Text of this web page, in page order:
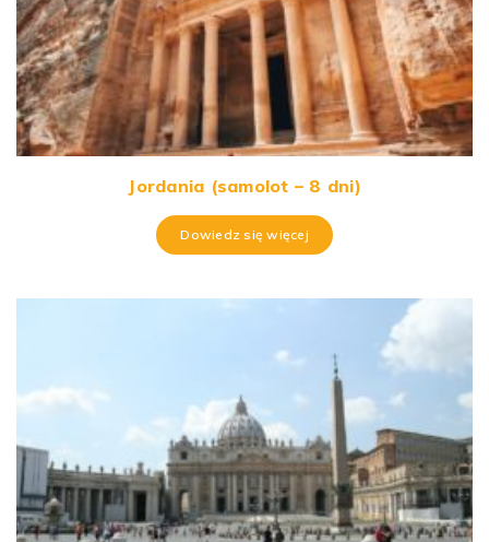
Jordania (samolot – 8 dni)
Dowiedz się więcej